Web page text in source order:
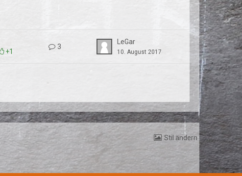
+1
3
LeGar
10. August 2017
Stil ändern